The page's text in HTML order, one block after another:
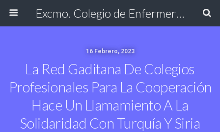
Excmo. Colegio de Enfermería de Cádiz
16 Febrero, 2023
La Red Gaditana De Colegios
Profesionales Para La Cooperación
Hace Un Llamamiento A La
Solidaridad Con Turquía Y Siria